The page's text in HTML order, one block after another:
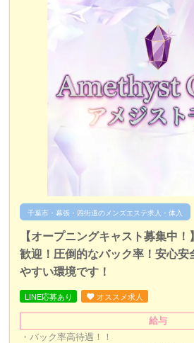
千葉市・幕張・四街道のメンズエステ求人・体入
【オープニングキャスト募集中
歓迎！圧倒的なバック率！安心安
やすい環境です！
LINE応募あり オススメ求人
給与
・バック率高待遇！！